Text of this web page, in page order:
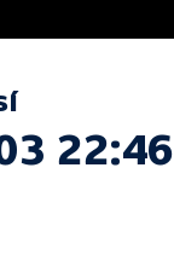
22:46